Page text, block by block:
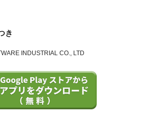
き
INDUSTRIAL CO., LTD